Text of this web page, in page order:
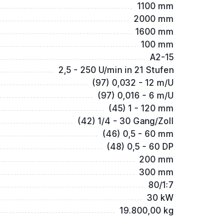
1100 mm
2000 mm
1600 mm
100 mm
A2-15
2,5 - 250 U/min in 21 Stufen
(97) 0,032 - 12 m/U
(97) 0,016 - 6 m/U
(45) 1 - 120 mm
(42) 1/4 - 30 Gang/Zoll
(46) 0,5 - 60 mm
(48) 0,5 - 60 DP
200 mm
300 mm
80/1:7
30 kW
19.800,00 kg